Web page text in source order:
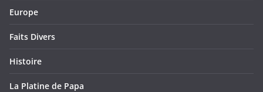
Europe
Faits Divers
Histoire
La Platine de Papa